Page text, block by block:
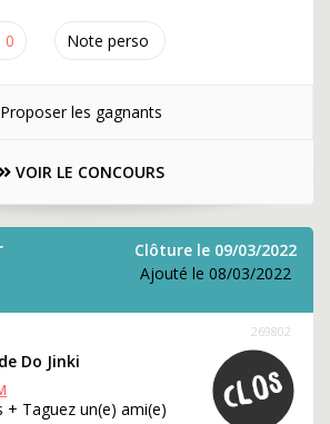
0 Note perso
Proposer les gagnants
VOIR LE CONCOURS
Clôture le 09/03/2022
Ajouté le 08/03/2022
269802
Do Jinki
+ Taguez un(e) ami(e)